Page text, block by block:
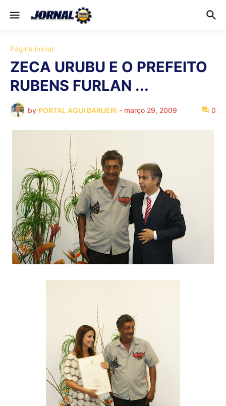
Página inicial
ZECA URUBU E O PREFEITO
RUBENS FURLAN ...
by PORTAL AQUI BARUERI - março 29, 2009 0